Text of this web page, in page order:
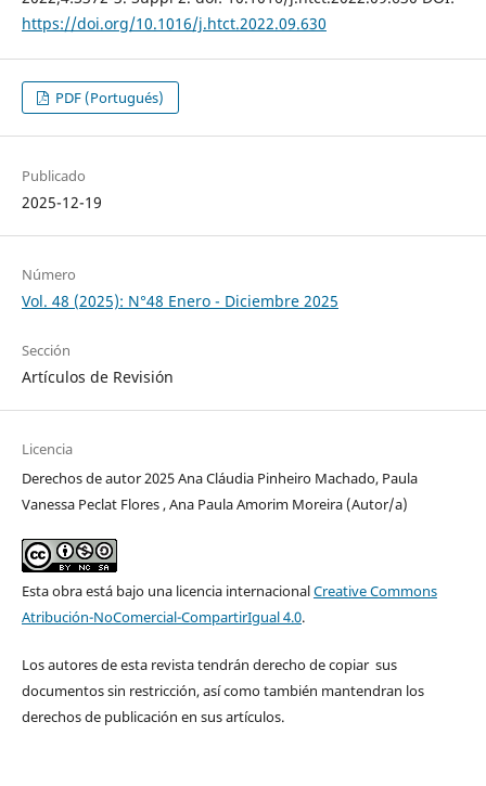
https://doi.org/10.1016/j.htct.2022.09.630
PDF (Portugués)
Publicado
2025-12-19
Número
Vol. 48 (2025): N°48 Enero - Diciembre 2025
Sección
Artículos de Revisión
Licencia
Derechos de autor 2025 Ana Cláudia Pinheiro Machado, Paula
Vanessa Peclat Flores , Ana Paula Amorim Moreira (Autor/a)
Esta obra está bajo una licencia internacionalCreative Commons
Atribución-NoComercial-CompartirIgual 4.0.
Los autores de esta revista tendrán derecho de copiar sus
documentos sin restricción, así como también mantendran los
derechos de publicación en sus artículos.